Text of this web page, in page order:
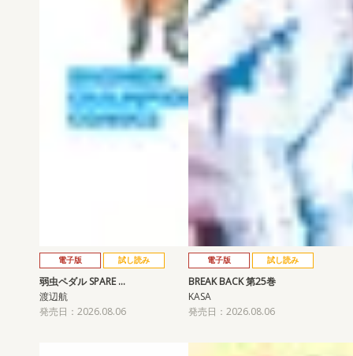
電子版 試し読み
弱虫ペダル SPARE …
渡辺航
発売日：2026.08.06
電子版 試し読み
BREAK BACK 第25巻
KASA
発売日：2026.08.06